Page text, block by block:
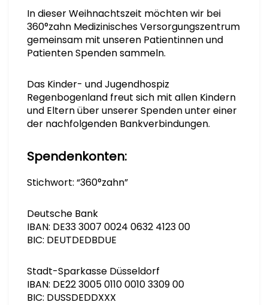
In dieser Weihnachtszeit möchten wir bei
360°zahn Medizinisches Versorgungszentrum
gemeinsam mit unseren Patientinnen und
Patienten Spenden sammeln.
Das Kinder- und Jugendhospiz
Regenbogenland freut sich mit allen Kindern
und Eltern über unserer Spenden unter einer
der nachfolgenden Bankverbindungen.
Spendenkonten:
Stichwort: “360°zahn”
Deutsche Bank
IBAN: DE33 3007 0024 0632 4123 00
BIC: DEUTDEDBDUE
Stadt-Sparkasse Düsseldorf
IBAN: DE22 3005 0110 0010 3309 00
BIC: DUSSDEDDXXX